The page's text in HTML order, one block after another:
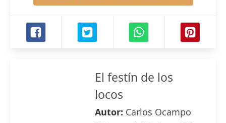
El festín de los
locos
Autor: Carlos Ocampo